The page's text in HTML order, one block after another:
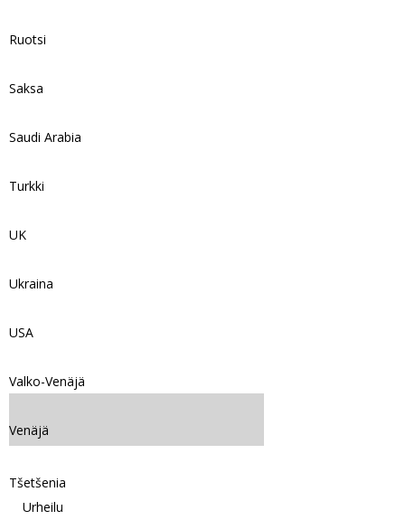
Ruotsi
Saksa
Saudi Arabia
Turkki
UK
Ukraina
USA
Valko-Venäjä
Venäjä
Tšetšenia
Urheilu